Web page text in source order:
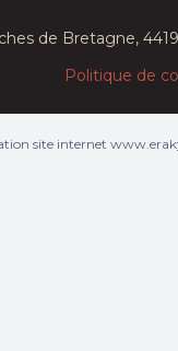
de Bretagne,
Politique de
site internet